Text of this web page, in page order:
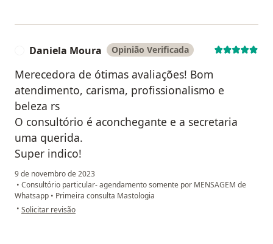
Daniela Moura Opinião Verificada
Merecedora de ótimas avaliações! Bom
atendimento, carisma, profissionalismo e
beleza rs
O consultório é aconchegante e a secretaria
uma querida.
Super indico!
9 de novembro de 2023
• Consultório particular- agendamento somente por MENSAGEM de
Whatsapp • Primeira consulta Mastologia
• na opinião do utilizador Daniela Moura
Solicitar revisão